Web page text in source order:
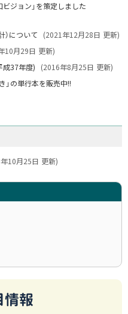
ビジョン」を策定しました
）について
(2021年12月28日 更新)
10月29日 更新)
成37年度)
(2016年8月25日 更新)
」の単行本を販売中!!
10月25日 更新)
情報